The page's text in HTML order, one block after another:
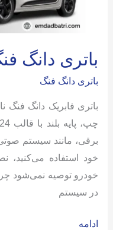
باتری دانگ
باتری دانگ فنگ
برقی، مانند سیستم
خود استفاده می‌کنید،
خودرو توصیه نمی‌شود
در سیستم
باتری
ادامه